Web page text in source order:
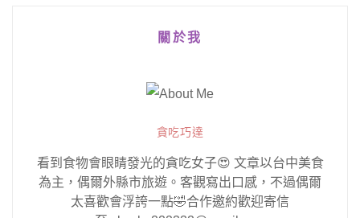
關於我
貪吃巧達
看到食物會眼睛發光的貪吃女子😍 文章以台中美食
為主，偶爾外縣市旅遊。客觀寫出口感，不過偶爾
太喜歡會浮誇一點🤣合作邀約歡迎寄信